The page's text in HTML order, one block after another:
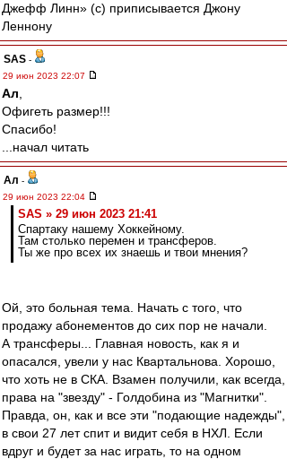
Джефф Линн» (с) приписывается Джону
Леннону
SAS -
29 июн 2023 22:07
Ал
Офигеть размер!!!
Спасибо!
...начал читать
Ал -
29 июн 2023 22:04
SAS » 29 июн 2023 21:41
Спартаку нашему Хоккейному.
Там столько перемен и трансферов.
Ты же про всех их знаешь и твои мнения?
Ой, это больная тема. Начать с того, что
продажу абонементов до сих пор не начали.
А трансферы... Главная новость, как я и
опасался, увели у нас Квартальнова. Хорошо,
что хоть не в СКА. Взамен получили, как всегда,
права на "звезду" - Голдобина из "Магнитки".
Правда, он, как и все эти "подающие надежды",
в свои 27 лет спит и видит себя в НХЛ. Если
вдруг и будет за нас играть, то на одном